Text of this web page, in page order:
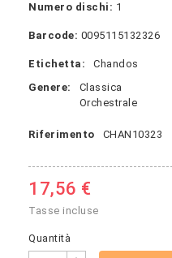
Numero dischi: 1
Barcode: 0095115132326
Etichetta: Chandos
Genere:
Classica
Orchestrale
Riferimento CHAN10323
17,56 €
Tasse incluse
Quantità